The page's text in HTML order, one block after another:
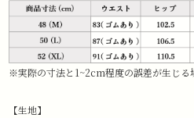
※実際の寸法と1~2cm程度の誤差が生じる
【生地】